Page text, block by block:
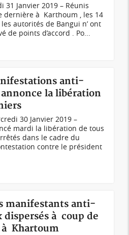
31 Janvier 2019 – Réunis
dernière à Karthoum , les 14
autorités de Bangui n’ ont
de points d’accord . Po...
anti-
la libération
30 Janvier 2019 –
mardi la libération de tous
dans le cadre du
contre le président
manifestants anti-
à coup de
à Khartoum